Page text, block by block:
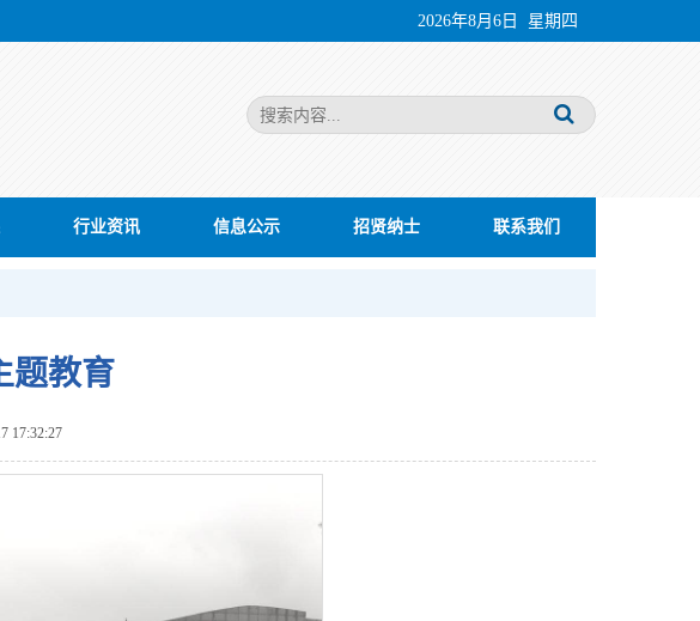
2026年8月6日 星期四
行业资讯 信息公示 招贤纳士 联系我们
题教育
17:32:27